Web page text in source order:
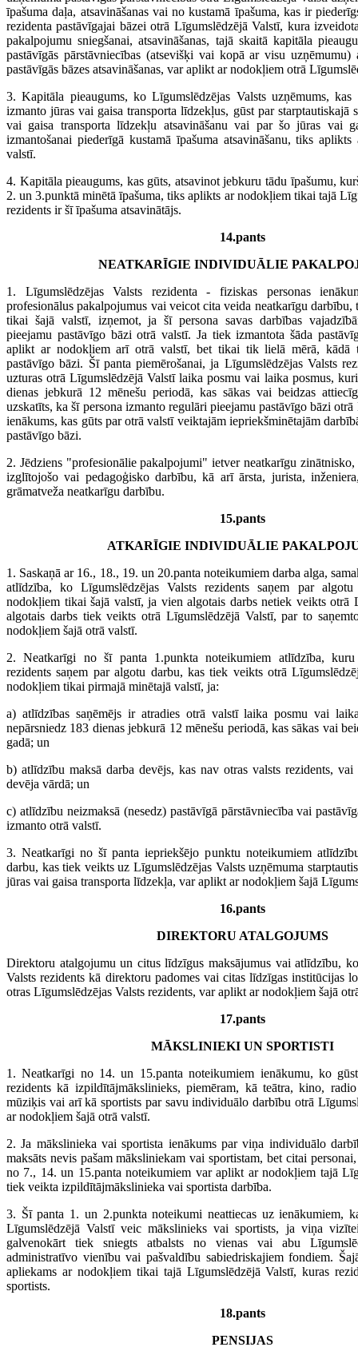
īpašuma daļa, atsavināšanas vai no kustamā īpašuma, kas ir
rezidenta pastāvīgajai bāzei otrā Līgumslēdzējā Valstī, kura
pakalpojumu sniegšanai, atsavināšanas, tajā skaitā kapitāla
pastāvīgās pārstāvniecības (atsevišķi vai kopā ar visu uzņēmumu)
pastāvīgās bāzes atsavināšanas, var aplikt ar nodokļiem otrā
3. Kapitāla pieaugums, ko Līgumslēdzējas Valsts uzņēmums, kas
izmanto jūras vai gaisa transporta līdzekļus, gūst par starptautiskajā
vai gaisa transporta līdzekļu atsavināšanu vai par šo jūras vai
izmantošanai piederīgā kustamā īpašuma atsavināšanu, tiks
valstī.
4. Kapitāla pieaugums, kas gūts, atsavinot jebkuru tādu īpašumu,
2. un 3.punktā minētā īpašuma, tiks aplikts ar nodokļiem tikai tajā
rezidents ir šī īpašuma atsavinātājs.
14.pants
NEATKARĪGIE INDIVIDUĀLIE
1. Līgumslēdzējas Valsts rezidenta - fiziskas personas
profesionālus pakalpojumus vai veicot cita veida neatkarīgu
tikai šajā valstī, izņemot, ja šī persona savas darbības
pieejamu pastāvīgo bāzi otrā valstī. Ja tiek izmantota šāda
aplikt ar nodokļiem arī otrā valstī, bet tikai tik lielā mērā, kādā
pastāvīgo bāzi. Šī panta piemērošanai, ja Līgumslēdzējas Valsts
uzturas otrā Līgumslēdzējā Valstī laika posmu vai laika posmus,
dienas jebkurā 12 mēnešu periodā, kas sākas vai beidzas
uzskatīts, ka šī persona izmanto regulāri pieejamu pastāvīgo bāzi
ienākums, kas gūts par otrā valstī veiktajām iepriekšminētajām
pastāvīgo bāzi.
2. Jēdziens "profesionālie pakalpojumi" ietver neatkarīgu
izglītojošo vai pedagoģisko darbību, kā arī ārsta, jurista,
grāmatveža neatkarīgu darbību.
15.pants
ATKARĪGIE INDIVIDUĀLIE
1. Saskaņā ar 16., 18., 19. un 20.panta noteikumiem darba alga,
atlīdzība, ko Līgumslēdzējas Valsts rezidents saņem par
nodokļiem tikai šajā valstī, ja vien algotais darbs netiek veikts otrā
algotais darbs tiek veikts otrā Līgumslēdzējā Valstī, par to
nodokļiem šajā otrā valstī.
2. Neatkarīgi no šī panta 1.punkta noteikumiem atlīdzība, kuru
rezidents saņem par algotu darbu, kas tiek veikts otrā
nodokļiem tikai pirmajā minētajā valstī, ja:
a) atlīdzības saņēmējs ir atradies otrā valstī laika posmu vai
nepārsniedz 183 dienas jebkurā 12 mēnešu periodā, kas sākas vai
gadā; un
b) atlīdzību maksā darba devējs, kas nav otras valsts rezidents, vai
devēja vārdā; un
c) atlīdzību neizmaksā (nesedz) pastāvīgā pārstāvniecība vai
izmanto otrā valstī.
3. Neatkarīgi no šī panta iepriekšējo punktu noteikumiem
darbu, kas tiek veikts uz Līgumslēdzējas Valsts uzņēmuma
jūras vai gaisa transporta līdzekļa, var aplikt ar nodokļiem šajā
16.pants
DIREKTORU ATALGOJUMS
Direktoru atalgojumu un citus līdzīgus maksājumus vai atlīdzību,
Valsts rezidents kā direktoru padomes vai citas līdzīgas institūcijas
otras Līgumslēdzējas Valsts rezidents, var aplikt ar nodokļiem šajā
17.pants
MĀKSLINIEKI UN SPORTISTI
1. Neatkarīgi no 14. un 15.panta noteikumiem ienākumu, ko
rezidents kā izpildītājmākslinieks, piemēram, kā teātra, kino,
mūziķis vai arī kā sportists par savu individuālo darbību otrā
ar nodokļiem šajā otrā valstī.
2. Ja mākslinieka vai sportista ienākums par viņa individuālo
maksāts nevis pašam māksliniekam vai sportistam, bet citai
no 7., 14. un 15.panta noteikumiem var aplikt ar nodokļiem tajā
tiek veikta izpildītājmākslinieka vai sportista darbība.
3. Šī panta 1. un 2.punkta noteikumi neattiecas uz ienākumiem,
Līgumslēdzējā Valstī veic mākslinieks vai sportists, ja viņa
galvenokārt tiek sniegts atbalsts no vienas vai abu
administratīvo vienību vai pašvaldību sabiedriskajiem fondiem.
apliekams ar nodokļiem tikai tajā Līgumslēdzējā Valstī, kuras
sportists.
18.pants
PENSIJAS